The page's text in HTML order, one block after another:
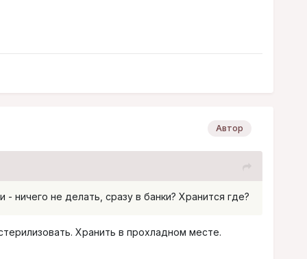
Автор
ничего не делать, сразу в банки? Хранится где?
Хранить в прохладном месте.